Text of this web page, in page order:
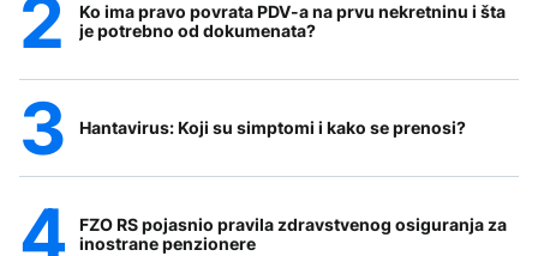
Ko ima pravo povrata PDV-a na prvu nekretninu i šta
je potrebno od dokumenata?
Hantavirus: Koji su simptomi i kako se prenosi?
FZO RS pojasnio pravila zdravstvenog osiguranja za
inostrane penzionere